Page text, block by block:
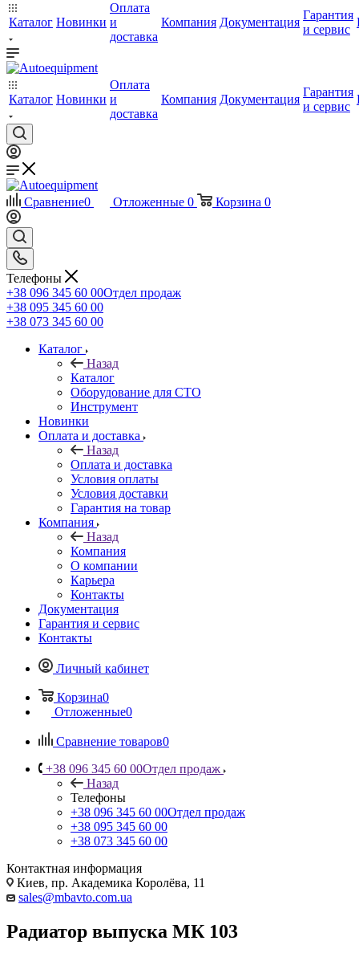
Каталог Новинки
Оплата
и
доставка
Компания Документация
Гарантия
и сервис
Каталог Новинки
Оплата
и
доставка
Компания Документация
Гарантия
и сервис
Сравнение0 Отложенные 0 Корзина 0
Телефоны
+38 096 345 60 00Отдел продаж
+38 095 345 60 00
+38 073 345 60 00
Каталог
Назад
Каталог
Оборудование для СТО
Инструмент
Новинки
Оплата и доставка
Назад
Оплата и доставка
Условия оплаты
Условия доставки
Гарантия на товар
Компания
Назад
Компания
О компании
Карьера
Контакты
Документация
Гарантия и сервис
Контакты
Личный кабинет
Корзина0
Отложенные0
Сравнение товаров0
+38 096 345 60 00Отдел продаж
Назад
Телефоны
+38 096 345 60 00Отдел продаж
+38 095 345 60 00
+38 073 345 60 00
Контактная информация
Киев, пр. Академика Королёва, 11
sales@mbavto.com.ua
Радиатор выпуска МК 103